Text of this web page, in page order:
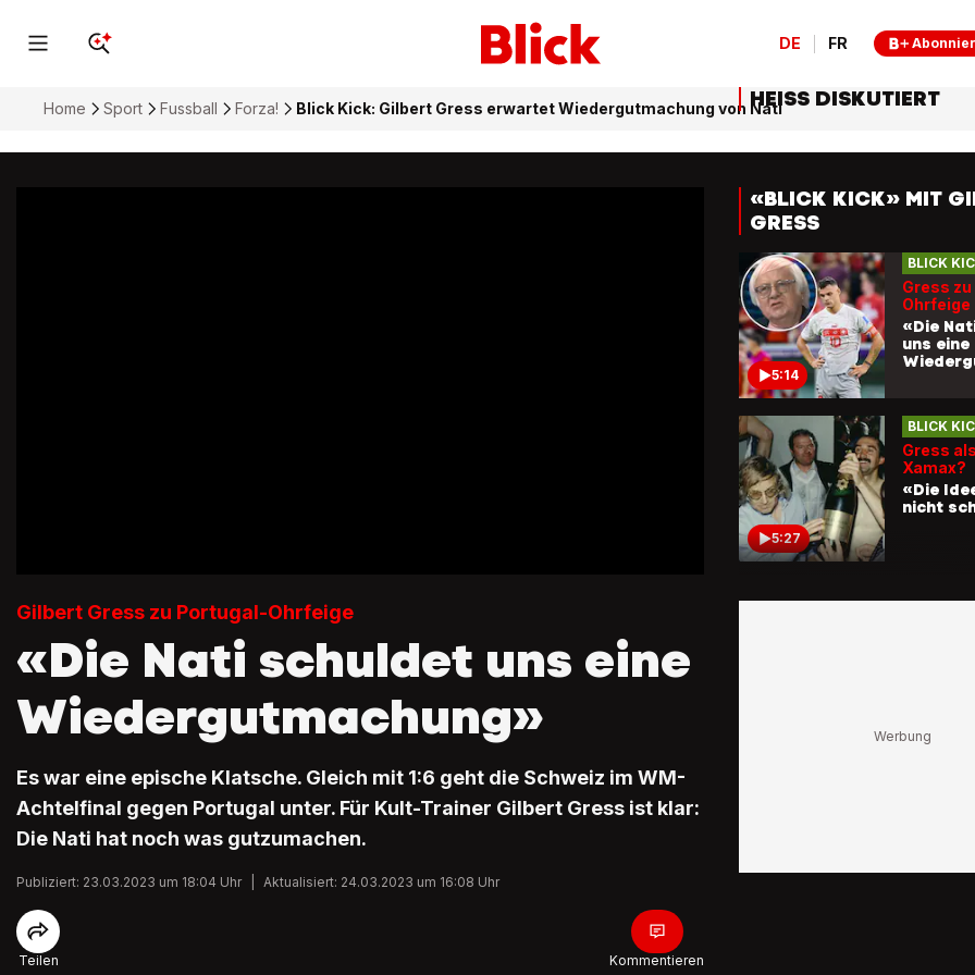
DE FR
Home Sport Fussball Forza! Blick Kick: Gilbert Gress erwartet Wiedergutmachung von Nati
Gilbert Gress zu Portugal-Ohrfeige
«Die Nati schuldet uns eine
Wiedergutmachung»
Es war eine epische Klatsche. Gleich mit 1:6 geht die Schweiz im WM-
Achtelfinal gegen Portugal unter. Für Kult-Trainer Gilbert Gress ist klar:
Die Nati hat noch was gutzumachen.
Publiziert: 23.03.2023 um 18:04 Uhr Aktualisiert: 24.03.2023 um 16:08 Uhr
Teilen Kommentieren
«BLICK KICK» MIT
GRESS
5:14
BLICK
Gress
Ohrfeige
«Die
uns eine
5:27
BLICK
Gress
Xamax?
«Die
nicht
HEISS DISKUTIERT